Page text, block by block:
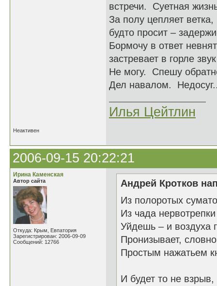
встречи. Суетная
За полу цепляет ветка,
будто просит –
Бормочу в ответ
застревает в горле
Не могу. Спешу
Дел навалом.
Илья Цейтлин
Неактивен
2006-09-15 20:22:21
Ирина Каменская
Автор сайта
Откуда: Крым, Евпатория
Зарегистрирован: 2006-09-09
Сообщений: 12766
Андрей Кротков
Из полоротых
Из чада нервотрепки
Уйдешь – и воздуха
Пронизывает,
Простым нажатьем
И будет то не